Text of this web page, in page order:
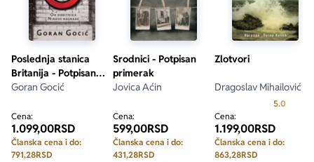
Poslednja stanica
Britanija - Potpisan
primerak
Goran Gocić
Cena:
1.099,00RSD
Članska cena i do:
791,28RSD
Srodnici - Potpisan
primerak
Jovica Aćin
Cena:
599,00RSD
Članska cena i do:
431,28RSD
Zlotvori
Dragoslav Mihailović
5.0
Cena:
1.199,00RSD
Članska cena i do:
863,28RSD